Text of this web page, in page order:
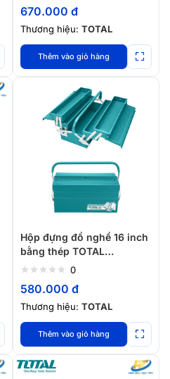
670.000 đ
Thương hiệu: TOTAL
Thêm vào giỏ hàng
Hộp đựng đồ nghề 16 inch
bằng thép TOTAL
THT10702
0
580.000 đ
Thương hiệu: TOTAL
Thêm vào giỏ hàng